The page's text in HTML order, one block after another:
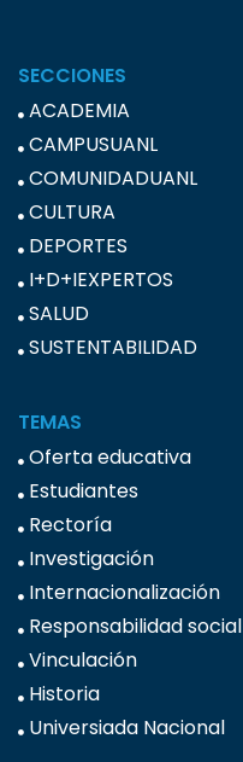
SECCIONES
ACADEMIA
CAMPUSUANL
COMUNIDADUANL
CULTURA
DEPORTES
I+D+IEXPERTOS
SALUD
SUSTENTABILIDAD
TEMAS
Oferta educativa
Estudiantes
Rectoría
Investigación
Internacionalización
Responsabilidad social
Vinculación
Historia
Universiada Nacional